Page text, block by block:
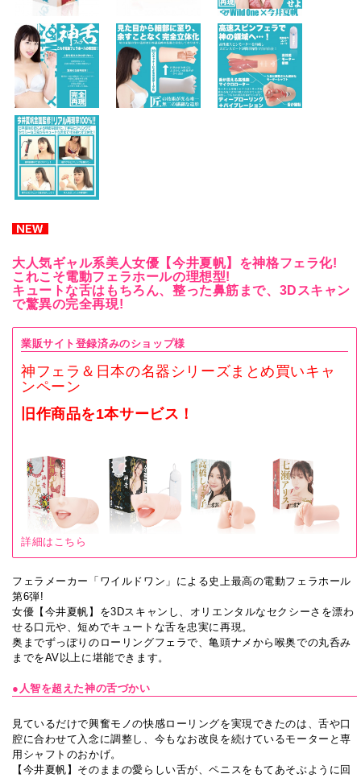
大人気ギャル系美人女優【今井夏帆】を神格フェラ化!
これこそ電動フェラホールの理想型!
キュートな舌はもちろん、整った鼻筋まで、3Dスキャン
で驚異の完全再現!
業販サイト登録済みのショップ様
神フェラ＆日本の名器シリーズまとめ買いキャ
ンペーン
旧作商品を1本サービス！
詳細はこちら
フェラメーカー「ワイルドワン」による史上最高の電動フェラホール
第6弾!
女優【今井夏帆】を3Dスキャンし、オリエンタルなセクシーさを漂わ
せる口元や、短めでキュートな舌を忠実に再現。
奥までずっぽりのローリングフェラで、亀頭ナメから喉奥での丸呑み
までをAV以上に堪能できます。
●人智を超えた神の舌づかい
見ているだけで興奮モノの快感ローリングを実現できたのは、舌や口
腔に合わせて入念に調整し、今もなお改良を続けているモーターと専
用シャフトのおかげ。
【今井夏帆】そのままの愛らしい舌が、ペニスをもてあそぶように回